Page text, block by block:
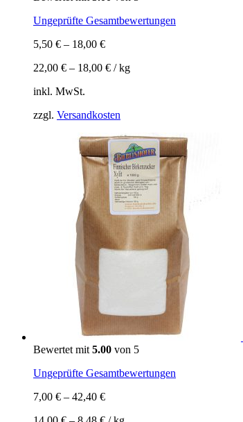
Ungeprüfte Gesamtbewertungen
5,50 € – 18,00 €
22,00 € – 18,00 € /kg
inkl. MwSt.
zzgl. Versandkosten
Bewertet mit 5.00 von 5
Ungeprüfte Gesamtbewertungen
7,00 € – 42,40 €